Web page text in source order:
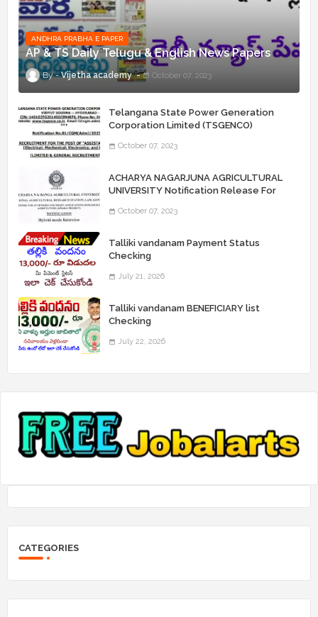
ANDHRA PRABHA E PAPER
AP & TS Daily Telugu & English News Papers
Vijetha academy October 07, 2023
Telangana State Power Generation
Corporation Limited (TSGENCO)
“Assistant Engineers" Posts
October 07, 2023
ACHARYA NAGARJUNA AGRICULTURAL
UNIVERSITY Notification Release For
October 07, 2023
Talliki vandanam Payment Status
Checking
July 21, 2026
Talliki vandanam BENEFICIARY list
Checking
July 22, 2026
CATEGORIES